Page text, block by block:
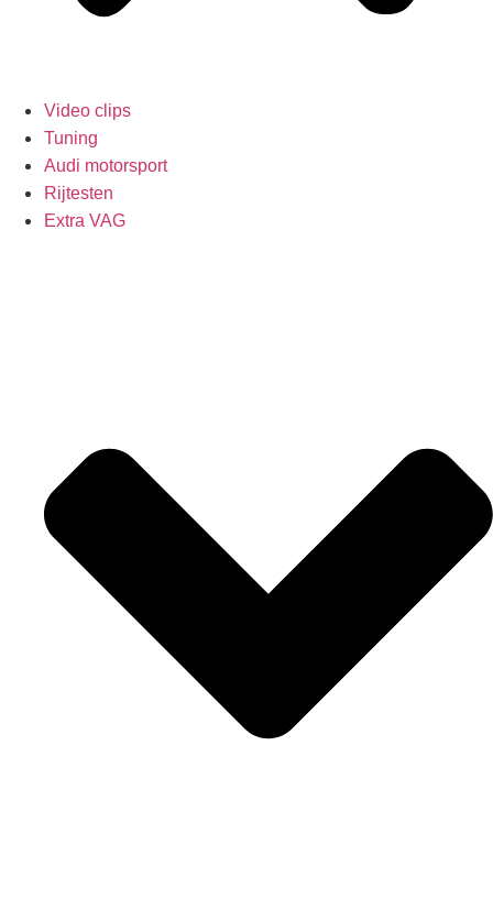
Video clips
Tuning
Audi motorsport
Rijtesten
Extra VAG